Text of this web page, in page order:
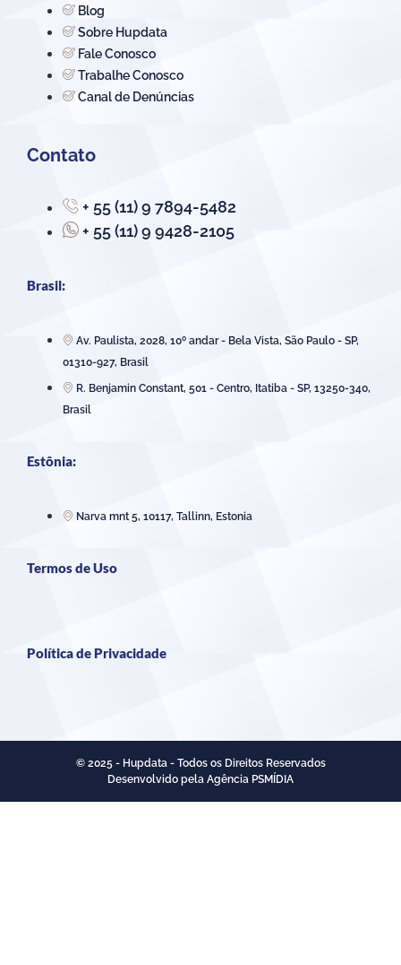
Blog
Sobre Hupdata
Fale Conosco
Trabalhe Conosco
Canal de Denúncias
Contato
+ 55 (11) 9 7894-5482
+ 55 (11) 9 9428-2105
Brasil:
Av. Paulista, 2028, 10º andar - Bela Vista, São Paulo - SP,
01310-927, Brasil
R. Benjamin Constant, 501 - Centro, Itatiba - SP, 13250-340,
Brasil
Estônia:
Narva mnt 5, 10117, Tallinn, Estonia
Termos de Uso
Política de Privacidade
© 2025 - Hupdata - Todos os Direitos Reservados
Desenvolvido pela Agência PSMÍDIA